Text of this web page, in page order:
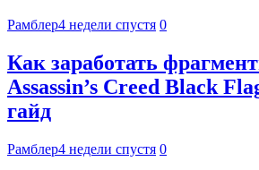
Рамблер4 недели спустя 0
Как заработать
Assassin’s Creed Black
гайд
Рамблер4 недели спустя 0